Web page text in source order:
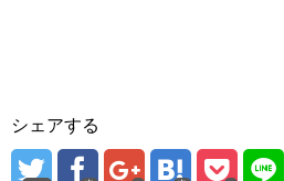
シェアする